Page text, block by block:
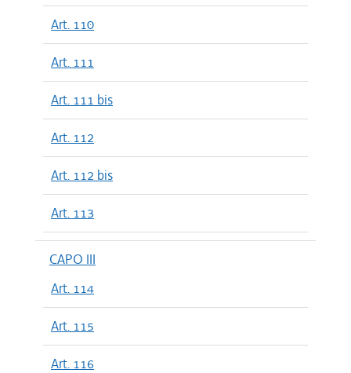
Art. 110
Art. 111
Art. 111 bis
Art. 112
Art. 112 bis
Art. 113
CAPO III
Art. 114
Art. 115
Art. 116